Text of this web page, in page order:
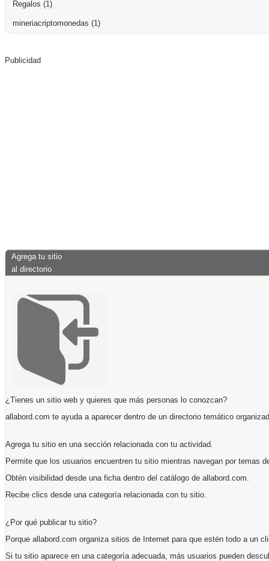
Regalos (1)
mineriacriptomonedas (1)
Publicidad
Agrega tu sitio
al directorio
¿Tienes un sitio web y quieres que más personas lo conozcan?
allabord.com te ayuda a aparecer dentro de un directorio temático
Agrega tu sitio en una sección relacionada con tu actividad.
Permite que los usuarios encuentren tu sitio mientras navegan por temas
Obtén visibilidad desde una ficha dentro del catálogo de allabord.com.
Recibe clics desde una categoría relacionada con tu sitio.
¿Por qué publicar tu sitio?
Porque allabord.com organiza sitios de Internet para que estén todo a un
Si tu sitio aparece en una categoría adecuada, más usuarios pueden